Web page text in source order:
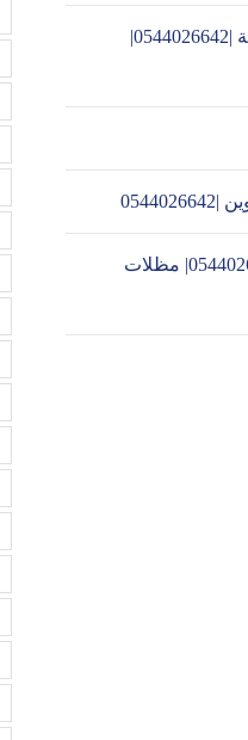
تركيب جبس بورد في الشارقة |0544026642|
بناء مظلات في عجمان |0544026642| مظلات